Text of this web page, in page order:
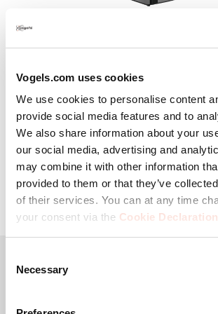
Vogels.com uses cookies
We use cookies to personalise content
provide social media features and to
We also share information about your
our social media, advertising and
may combine it with other information
provided to them or that they’ve
of their services. You can at any time
your consent via the Cookie Declaration
Selection
Necessary
MS 3085
Pied de table pour écran Noir
Autonome Pied en verre trempé
32-65 ″ 25kg 50°
4.9
sur
5
étoiles.
7
119,99 €